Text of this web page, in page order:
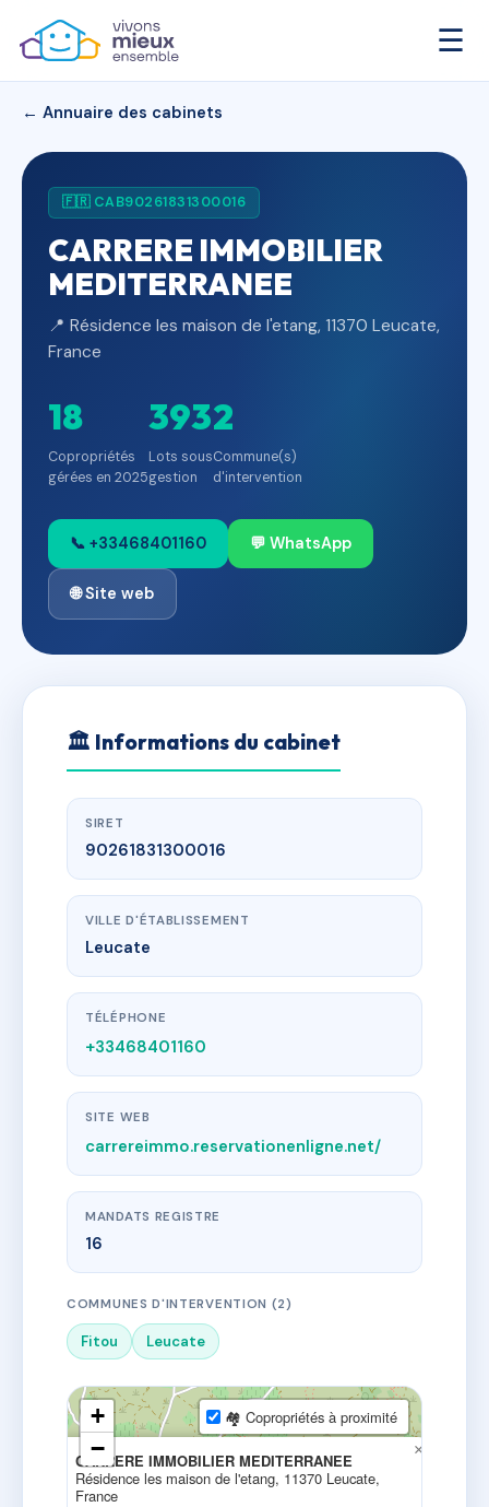
☰
← Annuaire des cabinets
🇫🇷 CAB90261831300016
CARRERE IMMOBILIER
MEDITERRANEE
📍 Résidence les maison de l'etang, 11370 Leucate,
France
18
Copropriétés
gérées en 2025
393
Lots sous
gestion
2
Commune(s)
d'intervention
📞 +33468401160 💬 WhatsApp
🌐 Site web
🏛 Informations du cabinet
SIRET
90261831300016
VILLE D'ÉTABLISSEMENT
Leucate
TÉLÉPHONE
+33468401160
SITE WEB
carrereimmo.reservationenligne.net/
MANDATS REGISTRE
16
COMMUNES D'INTERVENTION (2)
Fitou Leucate
CARRERE IMMOBILIER MEDITERRANEE
Résidence les maison de l'etang, 11370 Leucate,
France
×
+
−
🏘 Copropriétés à proximité